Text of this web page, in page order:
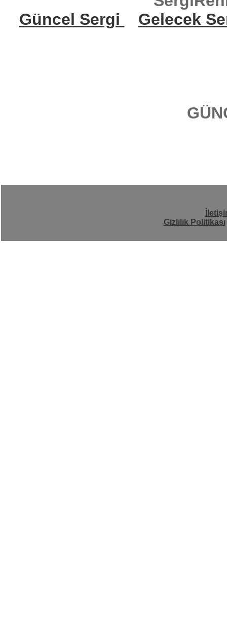
Güncel Sergi
Gelecek
Gizlilik Politikası